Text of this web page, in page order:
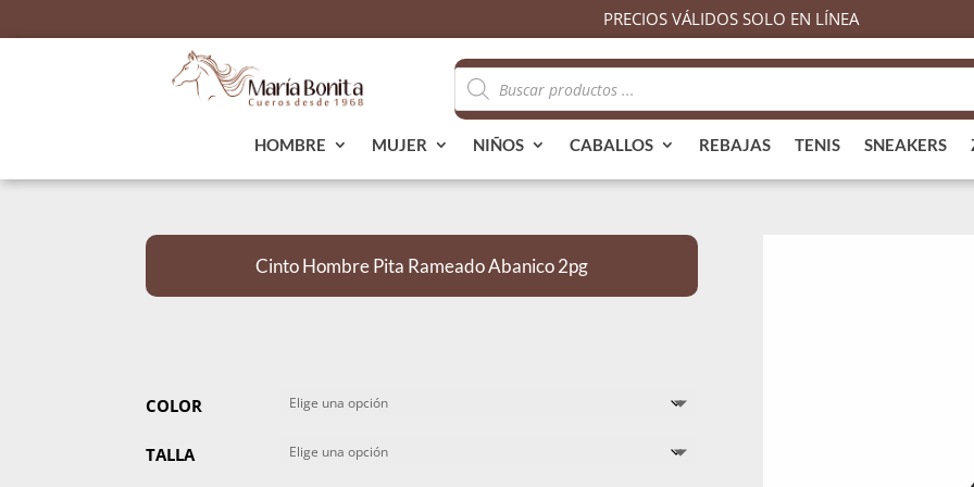
PRECIOS VÁLIDOS SOLO EN LÍNEA
Búsqueda
de
productos
HOMBRE MUJER NIÑOS CABALLOS REBAJAS TENIS SNEAKERS
Cinto Hombre Pita Rameado Abanico 2pg
COLOR
TALLA